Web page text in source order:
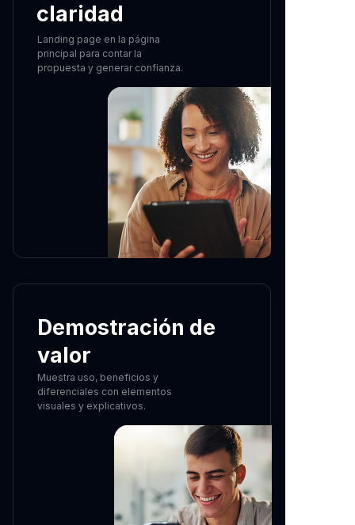
claridad
Landing page en la página
principal para contar la
propuesta y generar confianza.
Demostración de
valor
Muestra uso, beneficios y
diferenciales con elementos
visuales y explicativos.